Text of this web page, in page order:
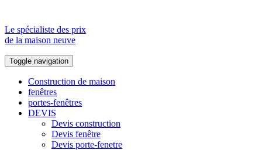
Le spécialiste des prix
de la maison neuve
Toggle navigation
Construction de maison
fenêtres
portes-fenêtres
DEVIS
Devis construction
Devis fenêtre
Devis porte-fenetre